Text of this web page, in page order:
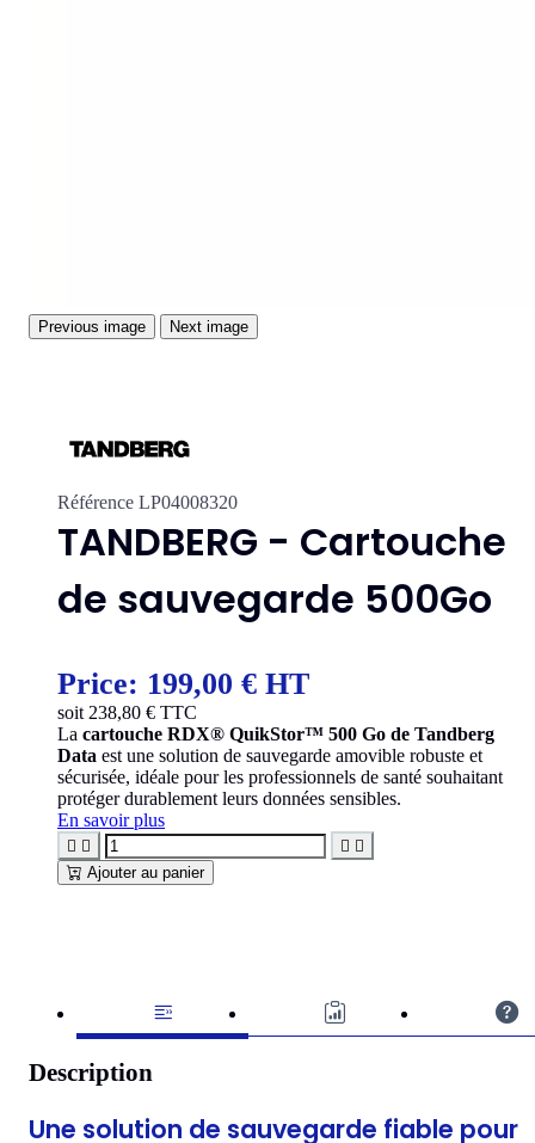
Previous image Next image
Référence LP04008320
TANDBERG - Cartouche
de sauvegarde 500Go
Price: 199,00 € HT
soit 238,80 € TTC
La cartouche RDX® QuikStor™ 500 Go de Tandberg
Data est une solution de sauvegarde amovible robuste et
sécurisée, idéale pour les professionnels de santé souhaitant
protéger durablement leurs données sensibles.
En savoir plus
   
Ajouter au panier
Description
Une solution de sauvegarde fiable pour